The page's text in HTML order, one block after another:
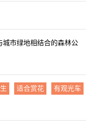
城市绿地相结合的森林公
适合赏花 有观光车